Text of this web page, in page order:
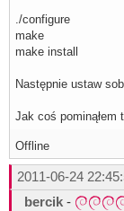
./configure
make
make install
Następnie ustaw
Jak coś pominąłem
Offline
2011-06-24
bercik -